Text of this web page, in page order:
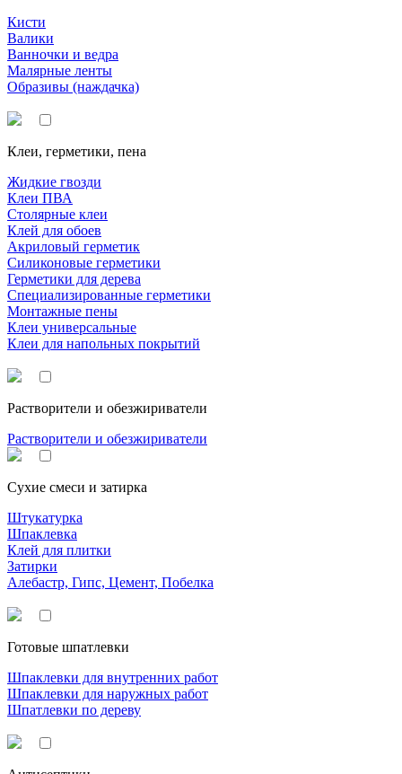
Кисти
Валики
Ванночки и ведра
Малярные ленты
Образивы (наждачка)
Клеи, герметики, пена
Жидкие гвозди
Клеи ПВА
Столярные клеи
Клей для обоев
Акриловый герметик
Силиконовые герметики
Герметики для дерева
Специализированные герметики
Монтажные пены
Клеи универсальные
Клеи для напольных покрытий
Растворители и обезжириватели
Растворители и обезжириватели
Сухие смеси и затирка
Штукатурка
Шпаклевка
Клей для плитки
Затирки
Алебастр, Гипс, Цемент, Побелка
Готовые шпатлевки
Шпаклевки для внутренних работ
Шпаклевки для наружных работ
Шпатлевки по дереву